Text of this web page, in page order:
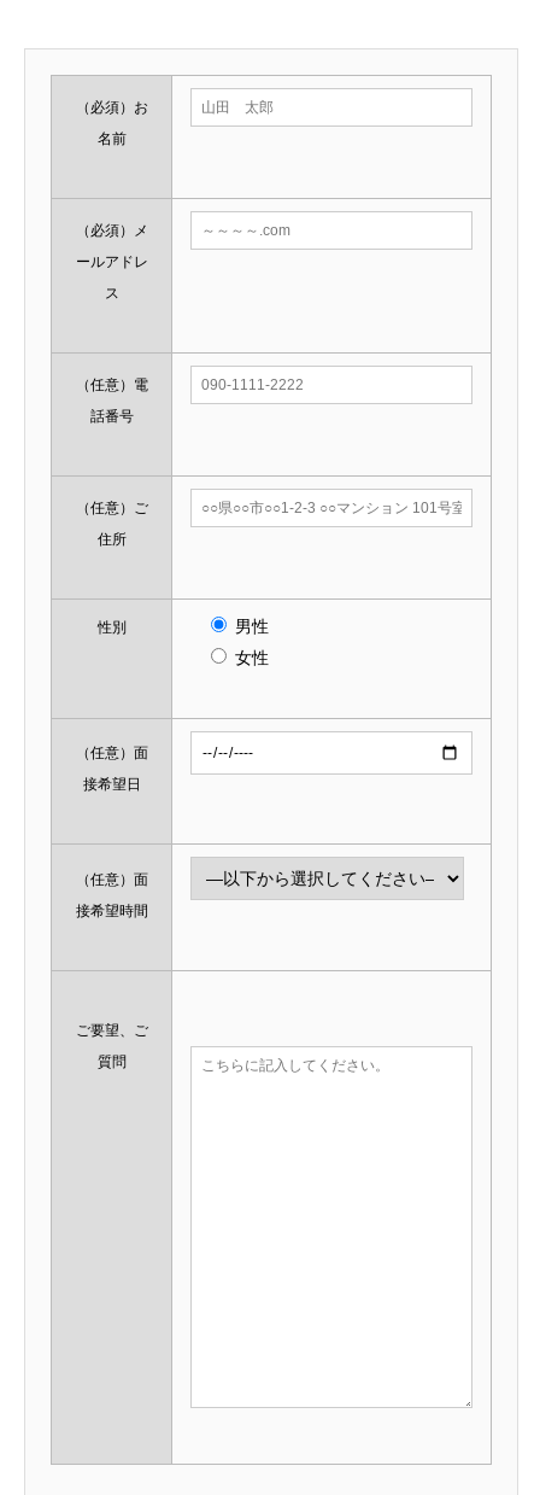
（必須） お
名前
（必須）
メ
ールアドレ
ス
（任意） 電
話番号
（任意）
ご
住所
性別
男性
女性
（任意） 面
接希望日
（任意） 面
接希望時間
ご要望、ご
質問